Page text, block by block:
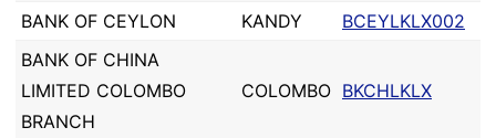
BANK OF CEYLON
KANDY
BCEYLKLX002
BANK OF CHINA
LIMITED COLOMBO
BRANCH
COLOMBO BKCHLKLX